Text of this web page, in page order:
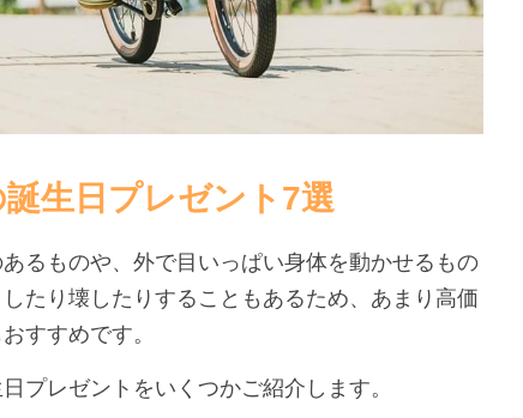
誕生日プレゼント7選
るものや、外で目いっぱい身体を動かせるもの
たり壊したりすることもあるため、あまり高価
すすめです。
プレゼントをいくつかご紹介します。